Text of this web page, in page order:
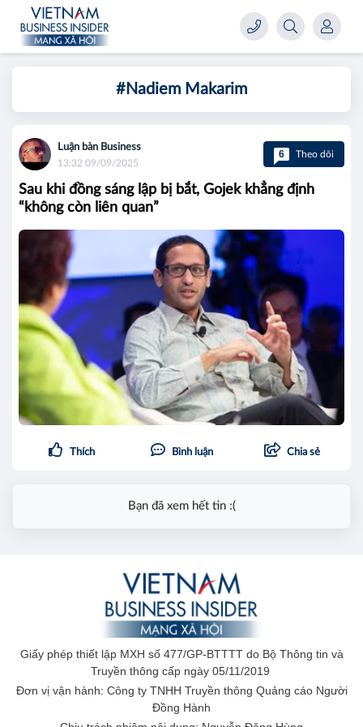
#Nadiem Makarim
Luận bàn Business
13:32 09/09/2025
6 Theo dõi
Sau khi đồng sáng lập bị bắt, Gojek khẳng định
“không còn liên quan”
Thích Bình luận Chia sẻ
Bạn đã xem hết tin :(
Giấy phép thiết lập MXH số 477/GP-BTTTT do Bộ Thông tin và
Truyền thông cấp ngày 05/11/2019
Đơn vị vận hành: Công ty TNHH Truyền thông Quảng cáo Người
Đồng Hành